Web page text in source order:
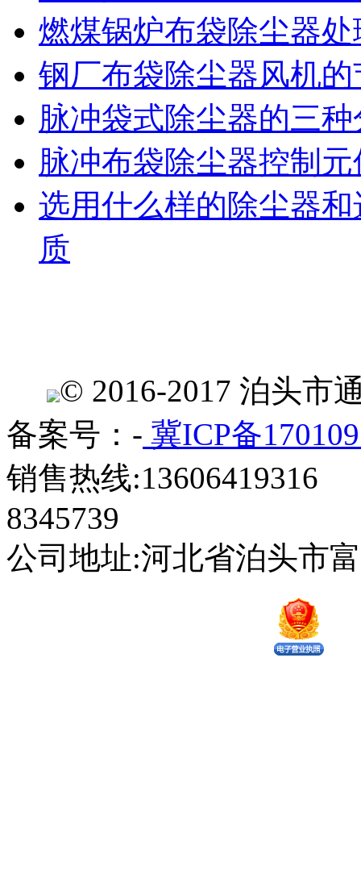
燃煤锅炉布袋除尘器
钢厂布袋除尘器风机
脉冲袋式除尘器的三
脉冲布袋除尘器控制
选用什么样的除尘器
质
© 2016-2017 泊头市
备案号：- 冀ICP备
销售热线:13606419316
8345739
公司地址:河北省泊头市